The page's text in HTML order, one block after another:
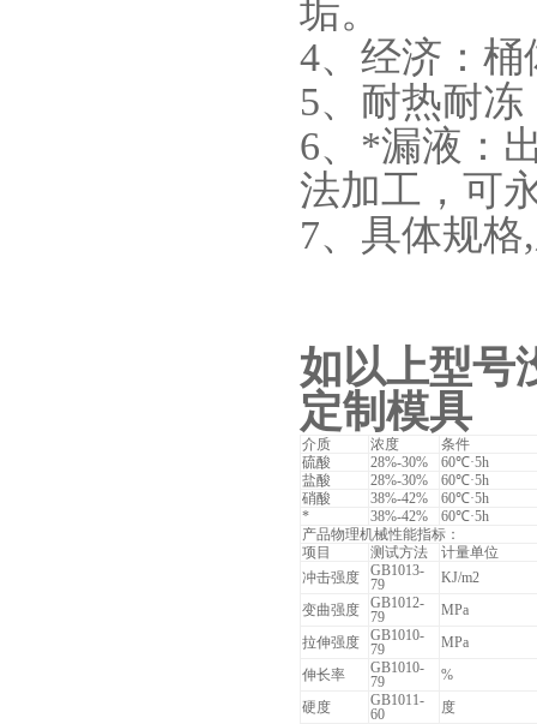
垢。
4、经济：
5、耐热耐
6、*漏液：
法加工，可
7、具体规
如以上型号
定制模具
介质 浓度
条件
硫酸
28%-30%
60℃·5h
盐酸
28%-30%
60℃·5h
硝酸
38%-42%
60℃·5h
*
38%-42%
60℃·5h
产品物理机械性能指标：
项目
测试方法
计量单位
冲击强度
GB1013-
79
KJ/m2
变曲强度
GB1012-
79
MPa
拉伸强度
GB1010-
79
MPa
伸长率
GB1010-
79
%
硬度
GB1011-
60
度